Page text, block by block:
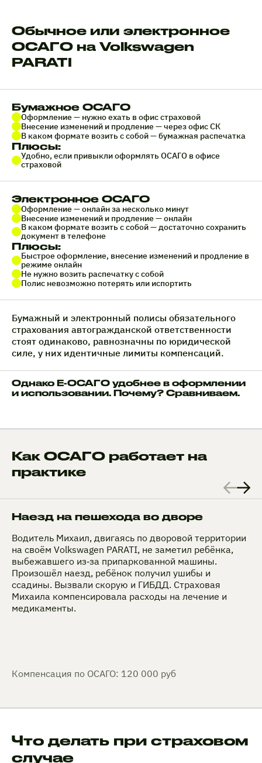
Обычное или электронное
ОСАГО на Volkswagen
PARATI
Бумажное ОСАГО
Оформление — нужно ехать в офис страховой
Внесение изменений и продление — через офис СК
В каком формате возить с собой — бумажная распечатка
Плюсы:
Удобно, если привыкли оформлять ОСАГО в офисе
страховой
Электронное ОСАГО
Оформление — онлайн за несколько минут
Внесение изменений и продление — онлайн
В каком формате возить с собой — достаточно сохранить
документ в телефоне
Плюсы:
Быстрое оформление, внесение изменений и продление в
режиме онлайн
Не нужно возить распечатку с собой
Полис невозможно потерять или испортить
Бумажный и электронный полисы обязательного
страхования автогражданской ответственности
стоят одинаково, равнозначны по юридической
силе, у них идентичные лимиты компенсаций.
Однако Е-ОСАГО удобнее в оформлении
и использовании. Почему? Сравниваем.
Как ОСАГО работает на
практике
Наезд на пешехода во дворе
Водитель Михаил, двигаясь по дворовой территории
на своём Volkswagen PARATI, не заметил ребёнка,
выбежавшего из‑за припаркованной машины.
Произошёл наезд, ребёнок получил ушибы и
ссадины. Вызвали скорую и ГИБДД. Страховая
Михаила компенсировала расходы на лечение и
медикаменты.
Компенсация по ОСАГО: 120 000 руб
Что делать при страховом
случае